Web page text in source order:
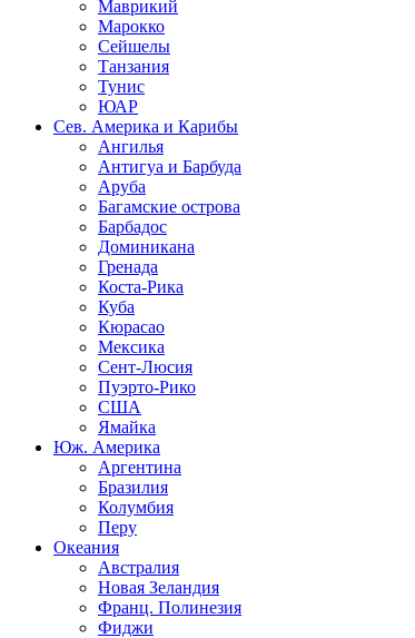
Маврикий
Марокко
Сейшелы
Танзания
Тунис
ЮАР
Сев. Америка и Карибы
Ангилья
Антигуа и Барбуда
Аруба
Багамские острова
Барбадос
Доминикана
Гренада
Коста-Рика
Куба
Кюрасао
Мексика
Сент-Люсия
Пуэрто-Рико
США
Ямайка
Юж. Америка
Аргентина
Бразилия
Колумбия
Перу
Океания
Австралия
Новая Зеландия
Франц. Полинезия
Фиджи